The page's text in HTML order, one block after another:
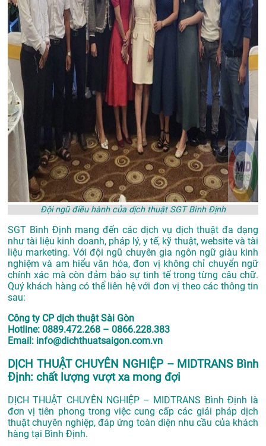
Đội ngũ điều hành của dịch thuật SGT Bình Định
SGT Bình Định mang đến các dịch vụ dịch thuật đa dạng
như tài liệu kinh doanh, pháp lý, y tế, kỹ thuật, website và tài
liệu marketing. Với đội ngũ chuyên gia ngôn ngữ giàu kinh
nghiệm và am hiểu văn hóa, đơn vị không chỉ chuyển ngữ
chính xác mà còn đảm bảo sự tinh tế trong từng câu chữ.
Quý khách hàng có thể liên hệ với đơn vị theo các thông tin
sau:
Công ty CP dịch thuật Sài Gòn
Hotline: 0889.472.268 – 0866.228.383
Email: info@dichthuatsaigon.com.vn
DỊCH THUẬT CHUYÊN NGHIỆP – MIDTRANS Bình
Định: chất lượng vượt xa mong đợi
DỊCH THUẬT CHUYÊN NGHIỆP – MIDTRANS Bình Định là
đơn vị tiên phong trong việc cung cấp các giải pháp dịch
thuật chuyên nghiệp, đáp ứng toàn diện nhu cầu của khách
hàng tại Bình Định.